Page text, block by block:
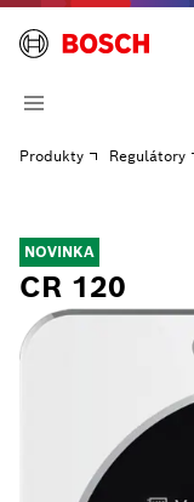
Produkty Regulátory
NOVINKA
CR 120